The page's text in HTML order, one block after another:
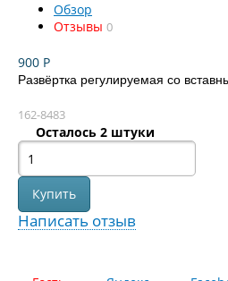
Обзор
Отзывы 0
900 Р
Развёртка регулируемая со
162-8483
Осталось 2 штуки
Написать отзыв